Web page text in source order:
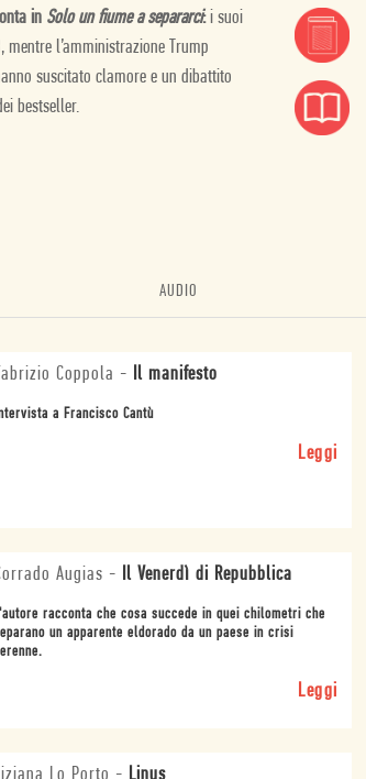
in Solo un fiume a separarci:i suoi
l’amministrazione Trump
suscitato clamore e un dibattito
bestseller.
AUDIO
Coppola - Il manifesto
a Francisco Cantù
Leggi
Augias - Il Venerdì di Repubblica
racconta che cosa succede in quei chilometri che
un apparente eldorado da un paese in crisi
Leggi
Tiziana Lo Porto - Linus